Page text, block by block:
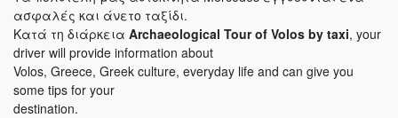
ασφαλές και άνετο ταξίδι.
Κατά τη διάρκεια Archaeological Tour of Volos by taxi, your
driver will provide information about
Volos, Greece, Greek culture, everyday life and can give you
some tips for your
destination.